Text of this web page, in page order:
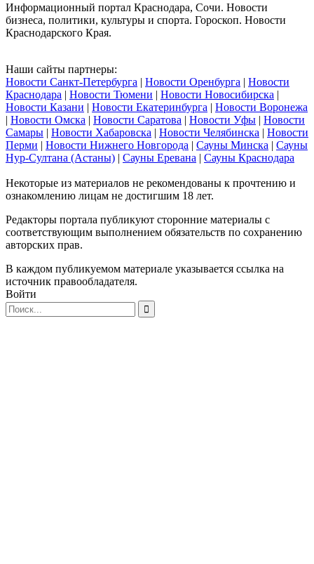
Информационный портал Краснодара, Сочи. Новости
бизнеса, политики, культуры и спорта. Гороскоп. Новости
Краснодарского Края.
Наши сайты партнеры:
Новости Санкт-Петербурга | Новости Оренбурга | Новости
Краснодара | Новости Тюмени | Новости Новосибирска |
Новости Казани | Новости Екатеринбурга | Новости Воронежа
| Новости Омска | Новости Саратова | Новости Уфы | Новости
Самары | Новости Хабаровска | Новости Челябинска | Новости
Перми | Новости Нижнего Новгорода | Сауны Минска | Сауны
Нур-Султана (Астаны) | Сауны Еревана | Сауны Краснодара
Некоторые из материалов не рекомендованы к прочтению и
ознакомлению лицам не достигшим 18 лет.
Редакторы портала публикуют сторонние материалы с
соответствующим выполнением обязательств по сохранению
авторских прав.
В каждом публикуемом материале указывается ссылка на
источник правообладателя.
Войти